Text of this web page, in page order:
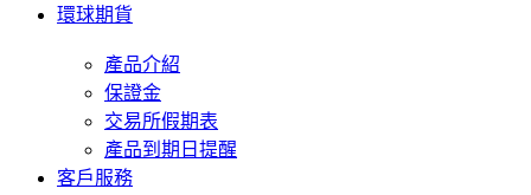
環球期貨
產品介紹
保證金
交易所假期表
產品到期日提醒
客戶服務